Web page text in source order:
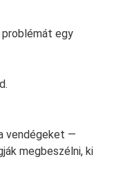
egy
vendégeket —
megbeszélni, ki